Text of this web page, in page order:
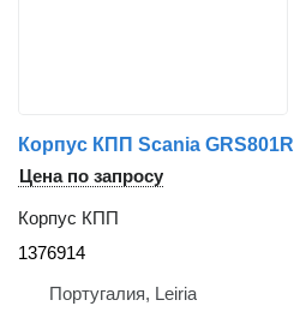
Цена по запросу
Корпус КПП
1376914
Португалия, Leiria